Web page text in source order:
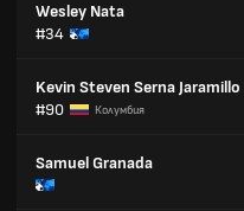
Wesley Nata
#34
Kevin Steven Serna Jaramillo
#90
Колумбия
Samuel Granada